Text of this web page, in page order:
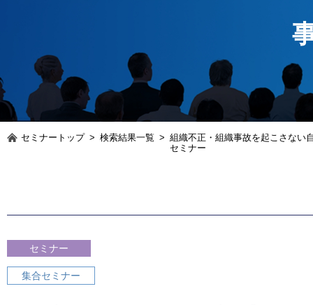
セミナートップ > 検索結果一覧 > 組織不正・組織事故を起こさない
セミナー
セミナー
集合セミナー